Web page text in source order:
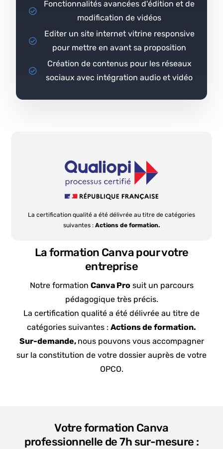
Fonctionnalités avancées d'édition et de
modification de vidéos
Editer un site internet vitrine responsive
pour mettre en avant sa proposition
Création de contenus pour les réseaux
sociaux avec intégration audio et vidéo
La certification qualité a été délivrée au titre de catégories
suivantes : Actions de formation.
La formation Canva pour votre
entreprise
Notre formation Canva Prosuit un parcours
pédagogique très précis.
La certification qualité a été délivrée au titre de
catégories suivantes : Actions de formation.
Sur-demande, nous pouvons vous accompagner
sur la constitution de votre dossier auprès de votre
OPCO.
Votre formation Canva
professionnelle de 7h sur-mesure :